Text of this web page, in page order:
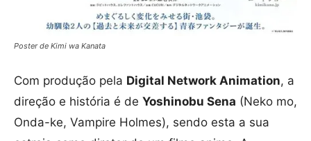
Poster de Kimi wa Kanata
Com produção pela Digital Network Animation, a
direção e história é de Yoshinobu Sena (Neko mo,
Onda-ke, Vampire Holmes), sendo esta a sua